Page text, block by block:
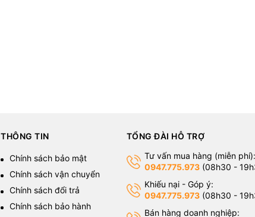
THÔNG TIN
Chính sách bảo mật
Chính sách vận chuyển
Chính sách đổi trả
Chính sách bảo hành
TỔNG ĐÀI HỖ TRỢ
Tư vấn mua hàng (miễn phí):
0947.775.973(08h30 -
Khiếu nại - Góp ý:
0947.775.973(08h30 -
Bán hàng doanh nghiệp: